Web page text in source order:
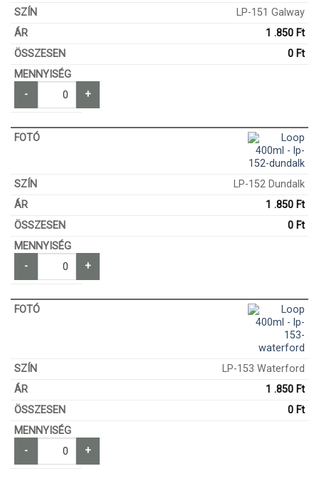
LP-151 Galway
1 .850 Ft
0 Ft
- +
LP-152 Dundalk
1 .850 Ft
0 Ft
- +
LP-153 Waterford
1 .850 Ft
0 Ft
- +